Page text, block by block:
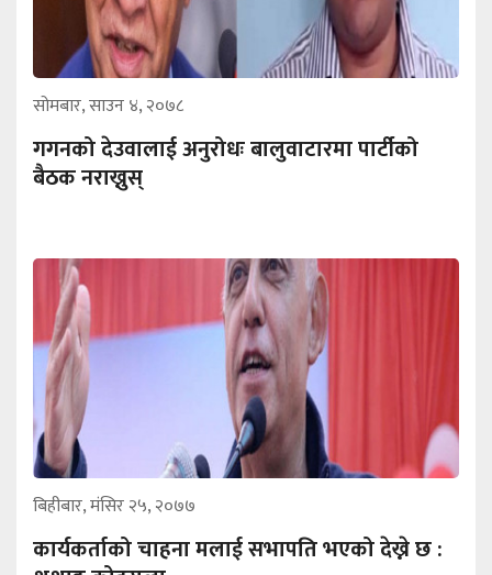
सोमबार, साउन ४, २०७८
गगनको देउवालाई अनुरोधः बालुवाटारमा पार्टीको
बैठक नराख्नुस्
बिहीबार, मंसिर २५, २०७७
कार्यकर्ताको चाहना मलाई सभापति भएको देख्ने छ :